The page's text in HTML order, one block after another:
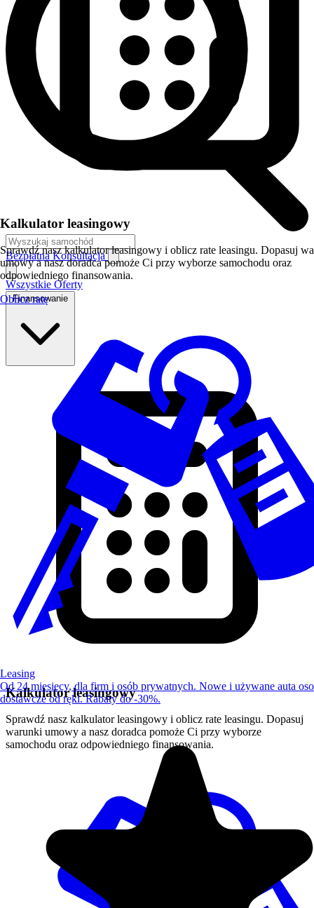
Bezpłatna Konsultacja
Wszystkie Oferty
Finansowanie
Kalkulator leasingowy
Sprawdź nasz kalkulator leasingowy i oblicz rate leasingu. Dopasuj
warunki umowy a nasz doradca pomoże Ci przy wyborze
samochodu oraz odpowiedniego finansowania.
Kalkulator leasingowy
Sprawdź nasz kalkulator leasingowy i oblicz rate leasingu. Dopasuj
umowy a nasz doradca pomoże Ci przy wyborze samochodu oraz
odpowiedniego finansowania.
Oblicz ratę
Leasing
Od 24 miesięcy, dla firm i osób prywatnych. Nowe i używane auta
dostawcze od ręki. Rabaty do -30%.